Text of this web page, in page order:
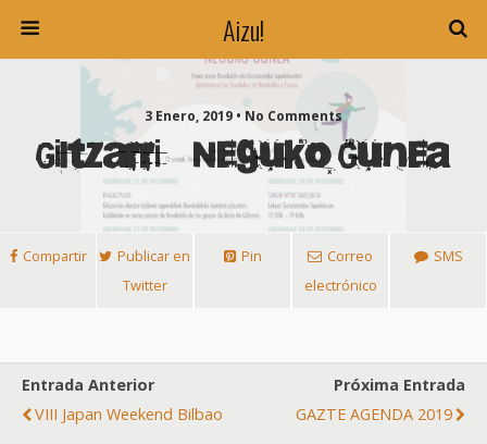
Aizu!
3 Enero, 2019 • No Comments
Giltzarri – Neguko Gunea
Compartir
Publicar en
Twitter
Pin
Correo
electrónico
SMS
Entrada Anterior
VIII Japan Weekend Bilbao
Próxima Entrada
GAZTE AGENDA 2019